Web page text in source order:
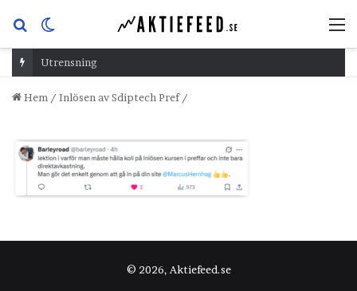
Sök
efterskin
Utrensning
Hem / Inlösen av Sdiptech Pref /
© 2026, Aktiefeed.se